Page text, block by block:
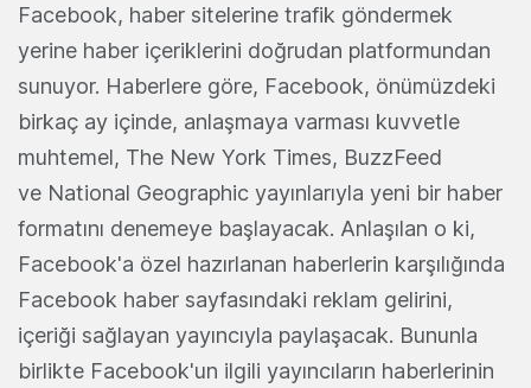
Facebook, haber sitelerine trafik göndermek
yerine haber içeriklerini doğrudan platformundan
sunuyor. Haberlere göre, Facebook, önümüzdeki
birkaç ay içinde, anlaşmaya varması kuvvetle
muhtemel, The New York Times, BuzzFeed
ve National Geographic yayınlarıyla yeni bir haber
formatını denemeye başlayacak. Anlaşılan o ki,
Facebook'a özel hazırlanan haberlerin karşılığında
Facebook haber sayfasındaki reklam gelirini,
içeriği sağlayan yayıncıyla paylaşacak. Bununla
birlikte Facebook'un ilgili yayıncıların haberlerinin